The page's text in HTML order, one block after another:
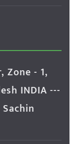
Zone - 1,
INDIA ---